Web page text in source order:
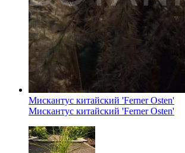
Мискантус китайский 'Ferner Osten'
Мискантус китайский 'Ferner Osten'